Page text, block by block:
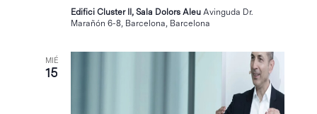
Edifici Cluster II, Sala Dolors AleuAvinguda Dr.
Marañón 6-8, Barcelona, Barcelona
MIÉ
15